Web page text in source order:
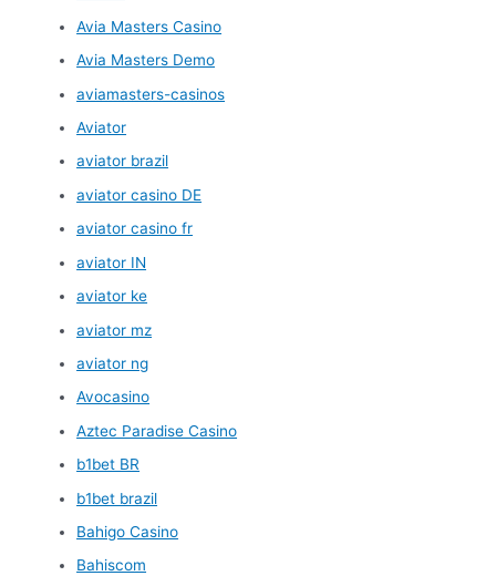
Avia Masters Casino
Avia Masters Demo
aviamasters-casinos
Aviator
aviator brazil
aviator casino DE
aviator casino fr
aviator IN
aviator ke
aviator mz
aviator ng
Avocasino
Aztec Paradise Casino
b1bet BR
b1bet brazil
Bahigo Casino
Bahiscom